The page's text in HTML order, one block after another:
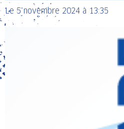
Le 5 novembre 2024 à 13:35